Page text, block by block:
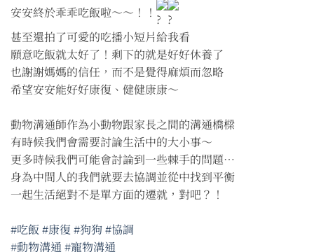
安安終於乖乖吃飯啦～～！！
甚至還拍了可愛的吃播小短片給我看
願意吃飯就太好了！剩下的就是好好休養了
也謝謝媽媽的信任，而不是覺得麻煩而忽略
希望安安能好好康復、健健康康～
動物溝通師作為小動物跟家長之間的溝通橋樑
有時候我們會需要討論生活中的大小事～
更多時候我們可能會討論到一些棘手的問題⋯
身為中間人的我們就要去協調並從中找到平衡
一起生活絕對不是單方面的遷就，對吧？！
#吃飯 #康復 #狗狗#協調
#動物溝通 #寵物溝通